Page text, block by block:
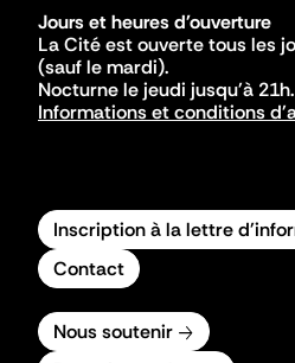
Jours et heures d'ouverture
La Cité est ouverte tous les
(sauf le mardi).
Nocturne le jeudi jusqu'à 21h.
Informations et conditions
Inscription à la lettre
Contact
Nous soutenir